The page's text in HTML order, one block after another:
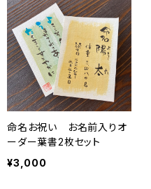
命名お祝い お名前入りオ
ーダー葉書2枚セット
¥3,000